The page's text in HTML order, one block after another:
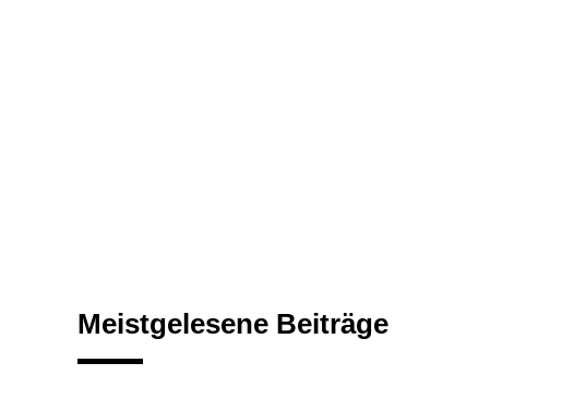
Meistgelesene Beiträge